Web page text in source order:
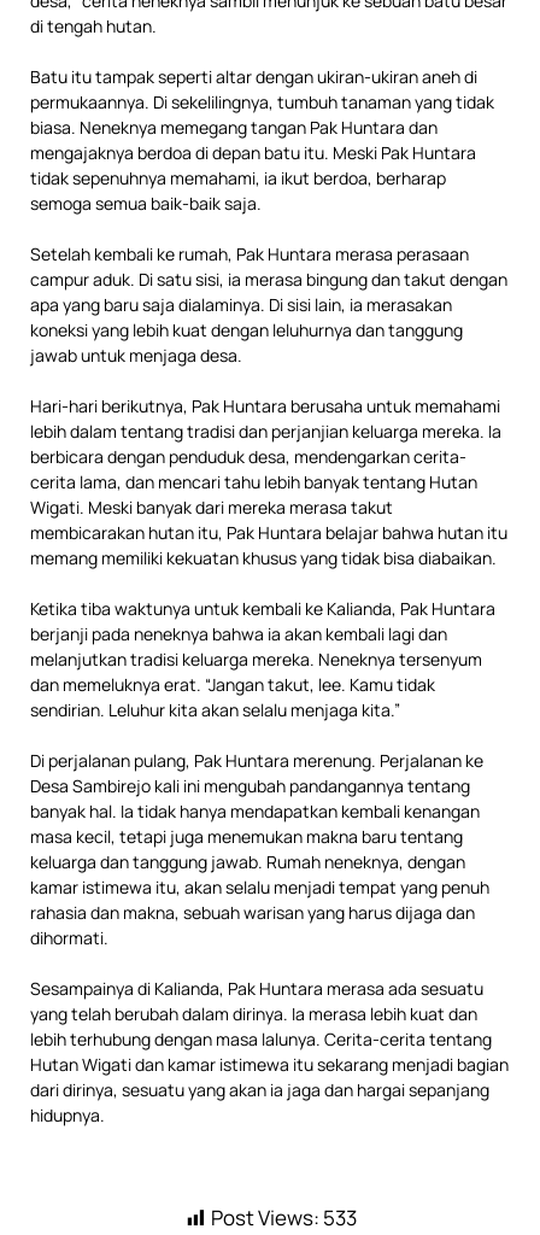
di tengah hutan.
Batu itu tampak seperti altar dengan ukiran-ukiran aneh di
permukaannya. Di sekelilingnya, tumbuh tanaman yang tidak
biasa. Neneknya memegang tangan Pak Huntara dan
mengajaknya berdoa di depan batu itu. Meski Pak Huntara
tidak sepenuhnya memahami, ia ikut berdoa, berharap
semoga semua baik-baik saja.
Setelah kembali ke rumah, Pak Huntara merasa perasaan
campur aduk. Di satu sisi, ia merasa bingung dan takut dengan
apa yang baru saja dialaminya. Di sisi lain, ia merasakan
koneksi yang lebih kuat dengan leluhurnya dan tanggung
jawab untuk menjaga desa.
Hari-hari berikutnya, Pak Huntara berusaha untuk memahami
lebih dalam tentang tradisi dan perjanjian keluarga mereka. Ia
berbicara dengan penduduk desa, mendengarkan cerita-
cerita lama, dan mencari tahu lebih banyak tentang Hutan
Wigati. Meski banyak dari mereka merasa takut
membicarakan hutan itu, Pak Huntara belajar bahwa hutan itu
memang memiliki kekuatan khusus yang tidak bisa diabaikan.
Ketika tiba waktunya untuk kembali ke Kalianda, Pak Huntara
berjanji pada neneknya bahwa ia akan kembali lagi dan
melanjutkan tradisi keluarga mereka. Neneknya tersenyum
dan memeluknya erat. “Jangan takut, lee. Kamu tidak
sendirian. Leluhur kita akan selalu menjaga kita.”
Di perjalanan pulang, Pak Huntara merenung. Perjalanan ke
Desa Sambirejo kali ini mengubah pandangannya tentang
banyak hal. Ia tidak hanya mendapatkan kembali kenangan
masa kecil, tetapi juga menemukan makna baru tentang
keluarga dan tanggung jawab. Rumah neneknya, dengan
kamar istimewa itu, akan selalu menjadi tempat yang penuh
rahasia dan makna, sebuah warisan yang harus dijaga dan
dihormati.
Sesampainya di Kalianda, Pak Huntara merasa ada sesuatu
yang telah berubah dalam dirinya. Ia merasa lebih kuat dan
lebih terhubung dengan masa lalunya. Cerita-cerita tentang
Hutan Wigati dan kamar istimewa itu sekarang menjadi bagian
dari dirinya, sesuatu yang akan ia jaga dan hargai sepanjang
hidupnya.
Post Views: 533